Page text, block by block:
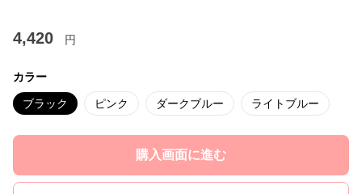
4,420 円
カラー
ブラック ピンク ダークブルー ライトブルー
購入画面に進む